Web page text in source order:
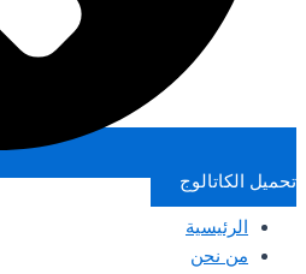
تحميل الكاتالوج
الرئيسية
من نحن